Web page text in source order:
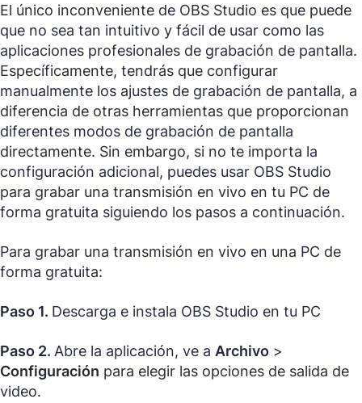
El único inconveniente de OBS Studio es que puede
que no sea tan intuitivo y fácil de usar como las
aplicaciones profesionales de grabación de pantalla.
Específicamente, tendrás que configurar
manualmente los ajustes de grabación de pantalla, a
diferencia de otras herramientas que proporcionan
diferentes modos de grabación de pantalla
directamente. Sin embargo, si no te importa la
configuración adicional, puedes usar OBS Studio
para grabar una transmisión en vivo en tu PC de
forma gratuita siguiendo los pasos a continuación.
Para grabar una transmisión en vivo en una PC de
forma gratuita:
Paso 1. Descarga e instala OBS Studio en tu PC
Paso 2. Abre la aplicación, ve a Archivo >
Configuración para elegir las opciones de salida de
video.